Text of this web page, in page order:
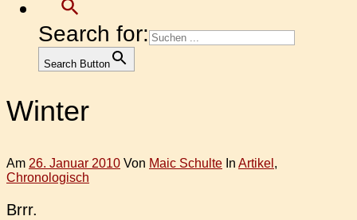
Search for:
Search Button
Winter
Am 26. Januar 2010 Von Maic Schulte In Artikel ,
Chronologisch
Brrr.